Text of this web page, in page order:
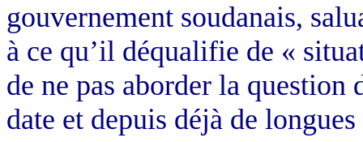
gouvernement soudanais,
à ce qu’il déqualifie de «
de ne pas aborder la
date et depuis déjà de